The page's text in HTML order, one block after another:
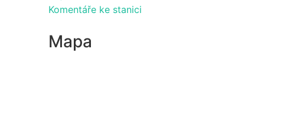
Komentáře ke stanici
Mapa